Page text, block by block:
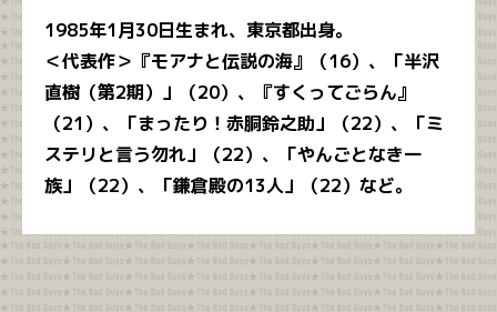
1985年1月30日生まれ、東京都出身。
＜代表作＞『モアナと伝説の海』（16）、「半沢
直樹（第2期）」（20）、『すくってごらん』
（21）、「まったり！赤胴鈴之助」（22）、「ミ
ステリと言う勿れ」（22）、「やんごとなき一
族」（22）、「鎌倉殿の13人」（22）など。